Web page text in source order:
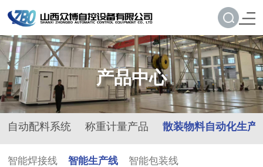
产品中心
自动配料系统 称重计量产品 散装物料自动化生产
智能焊接线 智能生产线 智能包装线